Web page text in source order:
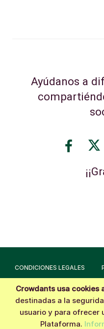
Ayúdanos a
CONDICIONES LEGALES
Hecho con la
Crowdants usa cookies
destinadas a la
usuario y para ofrecer
Plataforma.